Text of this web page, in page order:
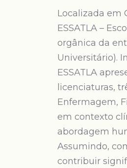
Localizada em
ESSATLA –
orgânica da
Universitário).
ESSATLA
licenciaturas,
Enfermagem,
em contexto
abordagem
Assumindo,
contribuir